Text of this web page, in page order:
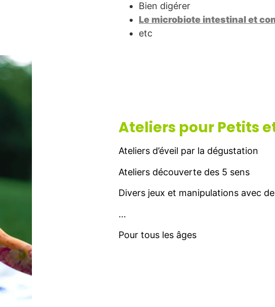
Bien digérer
Le microbiote intestinal et
etc
Ateliers pour Petits
Ateliers d’éveil par la dégustation
Ateliers découverte des 5 sens
Divers jeux et manipulations avec
…
Pour tous les âges